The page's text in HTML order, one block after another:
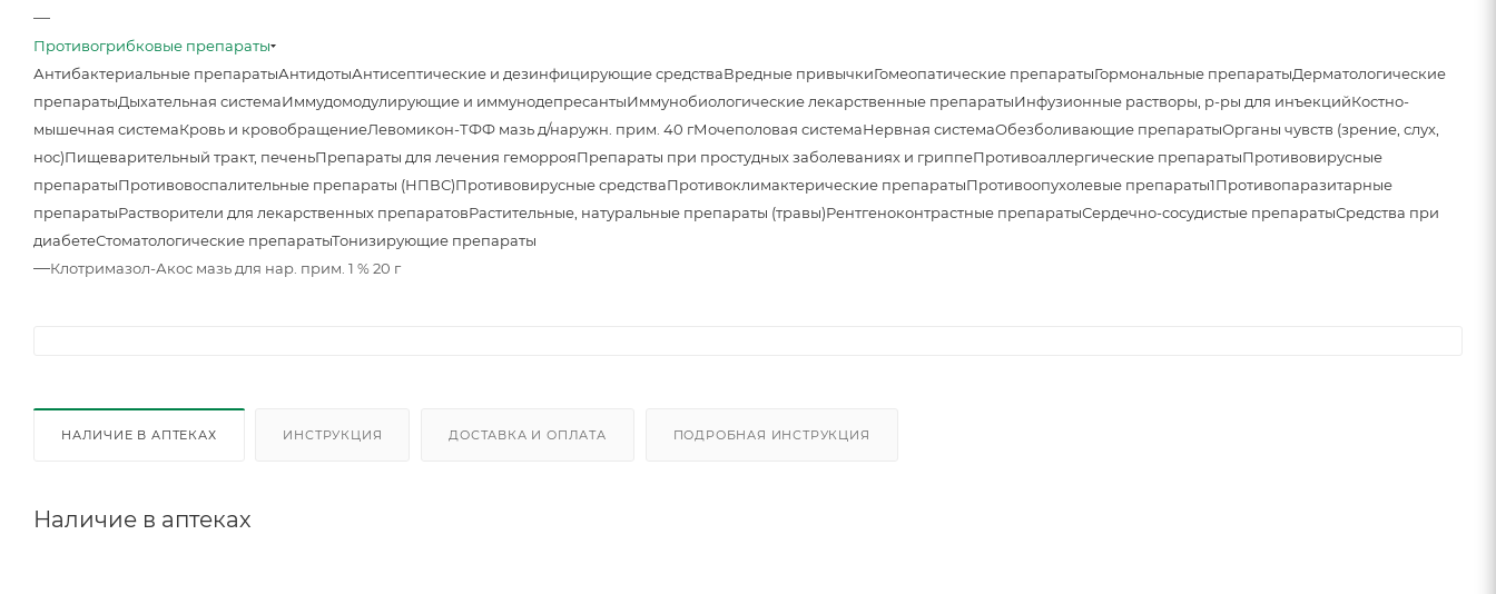
—
Противогрибковые препараты
Антибактериальные препаратыАнтидотыАнтисептические и дезинфицирующие средстваВредные привычкиГомеопатические препаратыГормональные препаратыДерматологические
препаратыДыхательная системаИммудомодулирующие и иммунодепресантыИммунобиологические лекарственные препаратыИнфузионные растворы, р-ры для инъекцийКостно-
мышечная системаКровь и кровобращениеЛевомикон-ТФФ мазь д/наружн. прим. 40 гМочеполовая системаНервная системаОбезболивающие препаратыОрганы чувств (зрение, слух,
нос)Пищеварительный тракт, печеньПрепараты для лечения геморрояПрепараты при простудных заболеваниях и гриппеПротивоаллергические препаратыПротивовирусные
препаратыПротивовоспалительные препараты (НПВС)Противовирусные средстваПротивоклимактерические препаратыПротивоопухолевые препараты1Противопаразитарные
препаратыРастворители для лекарственных препаратовРастительные, натуральные препараты (травы)Рентгеноконтрастные препаратыСердечно-сосудистые препаратыСредства при
диабетеСтоматологические препаратыТонизирующие препараты
—Клотримазол-Акос мазь для нар. прим. 1 % 20 г
НАЛИЧИЕ В АПТЕКАХ ИНСТРУКЦИЯ ДОСТАВКА И ОПЛАТА ПОДРОБНАЯ ИНСТРУКЦИЯ
Наличие в аптеках